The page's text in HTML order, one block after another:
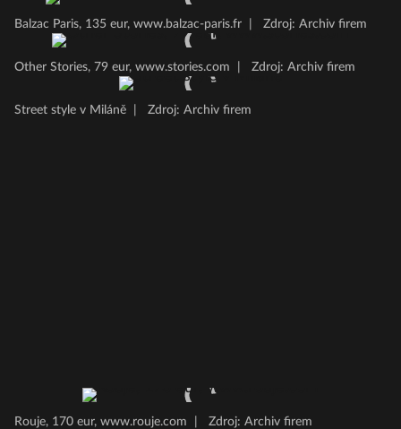
Balzac Paris, 135 eur, www.balzac-paris.fr Zdroj: Archiv firem
Other Stories, 79 eur, www.stories.com Zdroj: Archiv firem
Street style v Miláně Zdroj: Archiv firem
Rouje, 170 eur, www.rouje.com Zdroj: Archiv firem